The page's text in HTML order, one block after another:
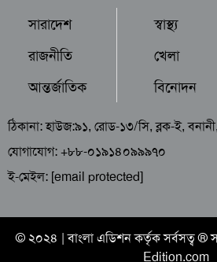
সারাদেশ
রাজনীতি
আন্তর্জাতিক
স্বাস্থ্য
খেলা
বিনোদন
ঠিকানা: হাউজ:৯১, রোড-১৩/সি, ব্লক-ই,
যোগাযোগ: +৮৮-০১৯১৪০৯৯৯৭০
ই-মেইল: [email protected]
© ২০২৪ |বাংলা এডিশনকর্তৃক সর্বসত্ব ®
Edition.com